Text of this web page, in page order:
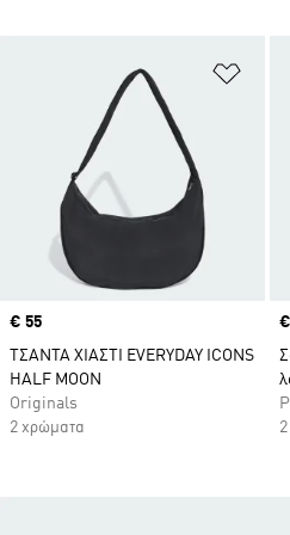
Price
€ 55
ΤΣΑΝΤΑ ΧΙΑΣΤΙ EVERYDAY ICONS
HALF MOON
Originals
2 χρώματα